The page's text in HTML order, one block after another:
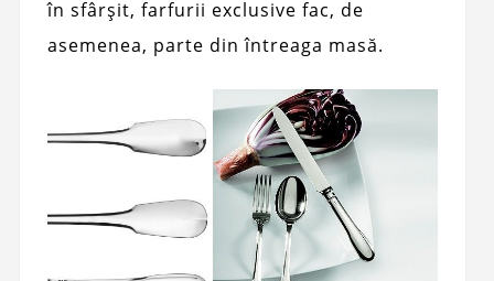
în sfârșit, farfurii exclusive fac, de
asemenea, parte din întreaga masă.